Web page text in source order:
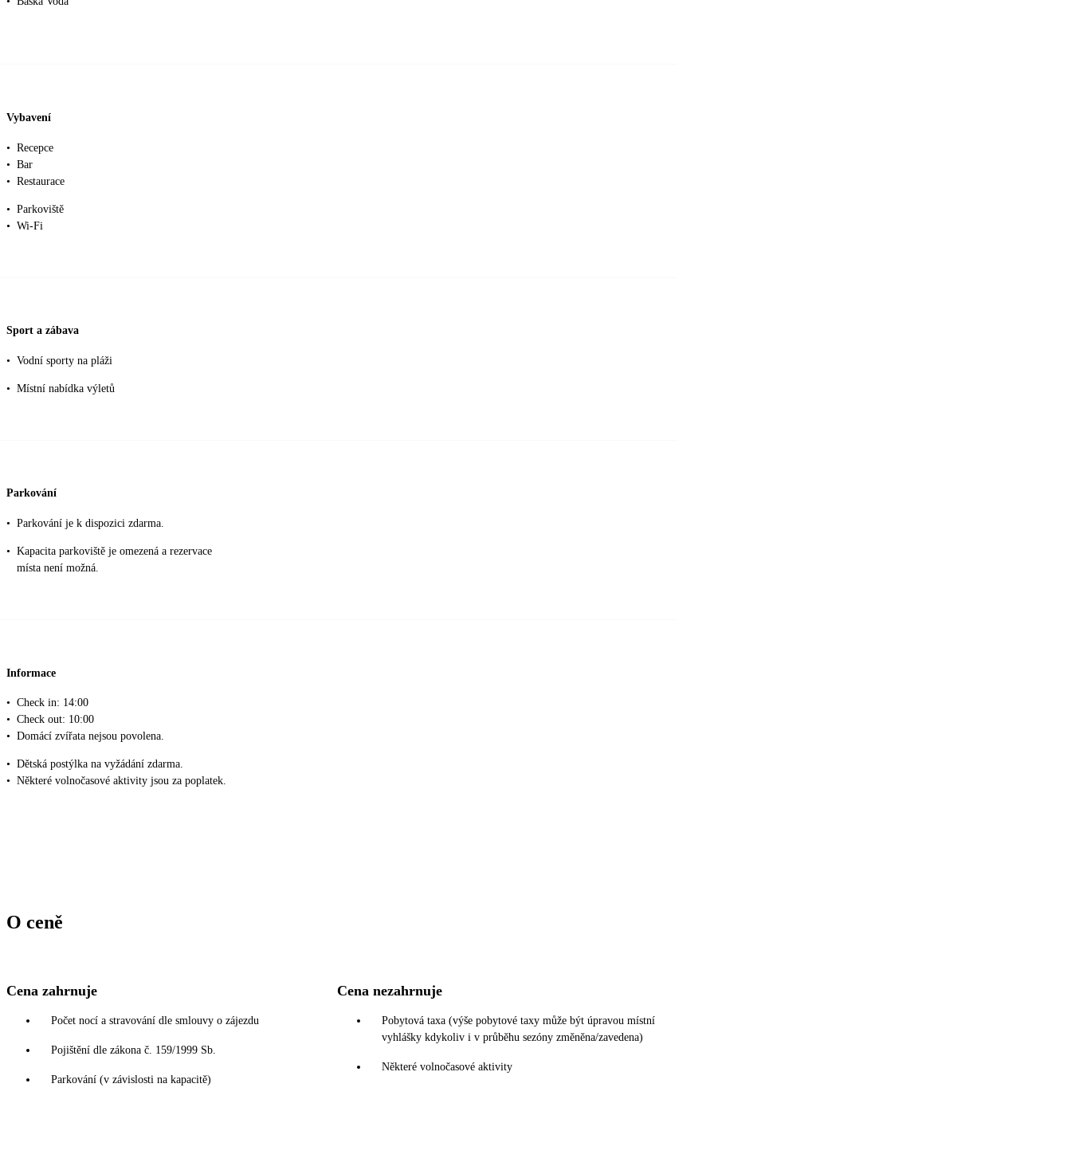
Vybavení
• Recepce
• Bar
• Restaurace
• Parkoviště
• Wi-Fi
Sport a zábava
• Vodní sporty na pláži
• Místní nabídka výletů
Parkování
• Parkování je k dispozici zdarma.
• Kapacita parkoviště je omezená a rezervace
místa není možná.
Informace
• Check in: 14:00
• Check out: 10:00
• Domácí zvířata nejsou povolena.
• Dětská postýlka na vyžádání zdarma.
• Některé volnočasové aktivity jsou za poplatek.
O ceně
Cena zahrnuje
Počet nocí a stravování dle smlouvy o zájezdu
Pojištění dle zákona č. 159/1999 Sb.
Parkování (v závislosti na kapacitě)
Cena nezahrnuje
Pobytová taxa (výše pobytové taxy může být úpravou místní
vyhlášky kdykoliv i v průběhu sezóny změněna/zavedena)
Některé volnočasové aktivity